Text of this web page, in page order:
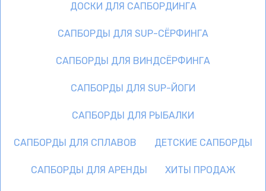
ДОСКИ ДЛЯ САПБОРДИНГА
САПБОРДЫ ДЛЯ SUP-СЁРФИНГА
САПБОРДЫ ДЛЯ ВИНДСЁРФИНГА
САПБОРДЫ ДЛЯ SUP-ЙОГИ
САПБОРДЫ ДЛЯ РЫБАЛКИ
САПБОРДЫ ДЛЯ СПЛАВОВ ДЕТСКИЕ САПБОРДЫ
САПБОРДЫ ДЛЯ АРЕНДЫ ХИТЫ ПРОДАЖ